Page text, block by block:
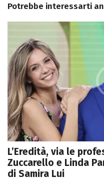
Potrebbe interessarti
L’Eredità, via le
Zuccarello e Linda
di Samira Lui